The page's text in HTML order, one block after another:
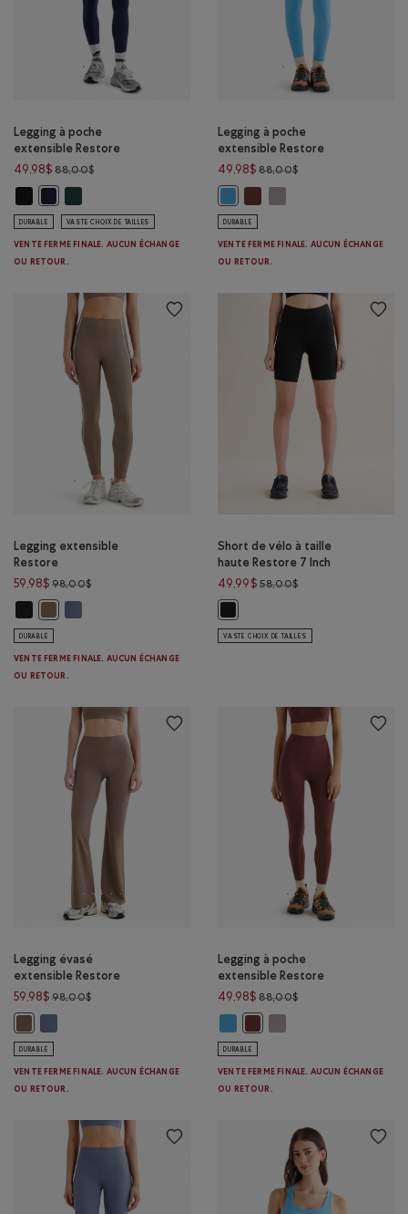
Legging à poche
extensible Restore
49,98$ 88,00$Prix réduit de 88,00$ à 49,98$
DURABLE VASTE CHOIX DE TAILLES
VENTE FERME FINALE. AUCUN ÉCHANGE
OU RETOUR.
Legging à poche
extensible Restore
49,98$ 88,00$Prix réduit de
DURABLE
VENTE FERME FINALE. AUCUN ÉCHANGE
OU RETOUR.
Legging extensible
Restore
59,98$ 98,00$Prix réduit de 98,00$ à 59,98$
Legging extensible Restore: NOIR Couleur
Legging extensible Restore: MARÉE BLEUE Couleur
DURABLE
VENTE FERME FINALE. AUCUN ÉCHANGE
OU RETOUR.
Short de vélo à taille
haute Restore 7 Inch
49,99$ 58,00$Prix réduit de
VASTE CHOIX DE TAILLES
Legging évasé
extensible Restore
59,98$ 98,00$Prix réduit de 98,00$ à 59,98$
DURABLE
VENTE FERME FINALE. AUCUN ÉCHANGE
OU RETOUR.
Legging à poche
extensible Restore
49,98$ 88,00$Prix réduit de
DURABLE
VENTE FERME FINALE. AUCUN ÉCHANGE
OU RETOUR.